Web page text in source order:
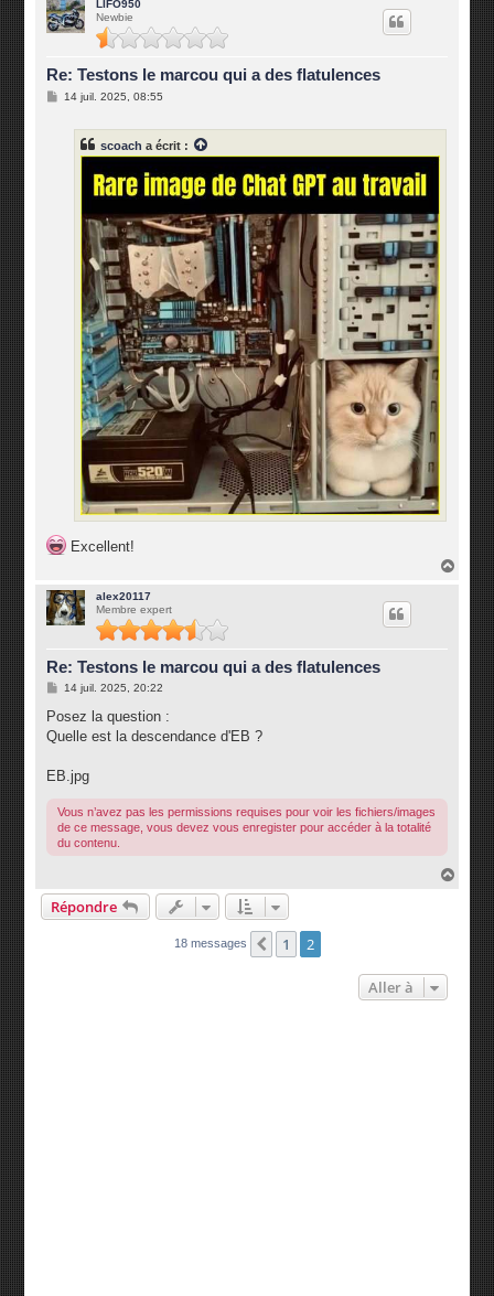
LIFO950
Newbie
Re: Testons le marcou qui a des flatulences
M14 juil. 2025, 08:55
scoach a écrit :
Excellent!
alex20117
Membre expert
Re: Testons le marcou qui a des flatulences
M
s
a
14 juil. 2025, 20:22
Posez la question :
Quelle est la descendance d'EB ?
EB.jpg
Vous n’avez pas les permissions requises pour voir les fichiers/images
de ce message, vous devez vous enregister pour accéder à la totalité
du contenu.
Répondre
18 messages Précédente
1 2
Aller à